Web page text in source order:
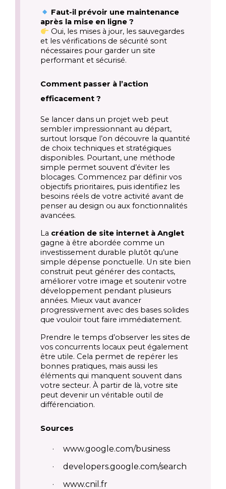
Faut-il prévoir une maintenance
après la mise en ligne ?
Oui, les mises à jour, les sauvegardes
et les vérifications de sécurité sont
nécessaires pour garder un site
performant et sécurisé.
Comment passer à l’action
efficacement ?
Se lancer dans un projet web peut
sembler impressionnant au départ,
surtout lorsque l’on découvre la quantité
de choix techniques et stratégiques
disponibles. Pourtant, une méthode
simple permet souvent d’éviter les
blocages. Commencez par définir vos
objectifs prioritaires, puis identifiez les
besoins réels de votre activité avant de
penser au design ou aux fonctionnalités
avancées.
La création de site internet à Anglet
gagne à être abordée comme un
investissement durable plutôt qu’une
simple dépense ponctuelle. Un site bien
construit peut générer des contacts,
améliorer votre image et soutenir votre
développement pendant plusieurs
années. Mieux vaut avancer
progressivement avec des bases solides
que vouloir tout faire immédiatement.
Prendre le temps d’observer les sites de
vos concurrents locaux peut également
être utile. Cela permet de repérer les
bonnes pratiques, mais aussi les
éléments qui manquent souvent dans
votre secteur. À partir de là, votre site
peut devenir un véritable outil de
différenciation.
Sources
·
www.google.com/business
·
developers.google.com/search
·
www.cnil.fr